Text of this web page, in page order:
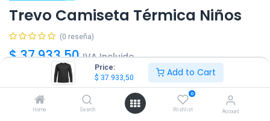
Price:
$ 37.933,50 Add to Cart
Home Search
0
Wishlist Account
Trevo Camiseta Térmica Niños
(0 reseña)
$37.933,50 IVA Incluido
Talle
10 12